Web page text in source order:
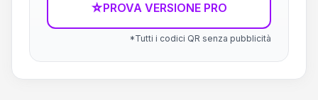
☆PROVA VERSIONE PRO
*Tutti i codici QR senza pubblicità